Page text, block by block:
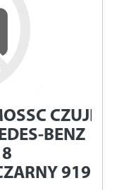
CZUJNIK
BENZ
9191